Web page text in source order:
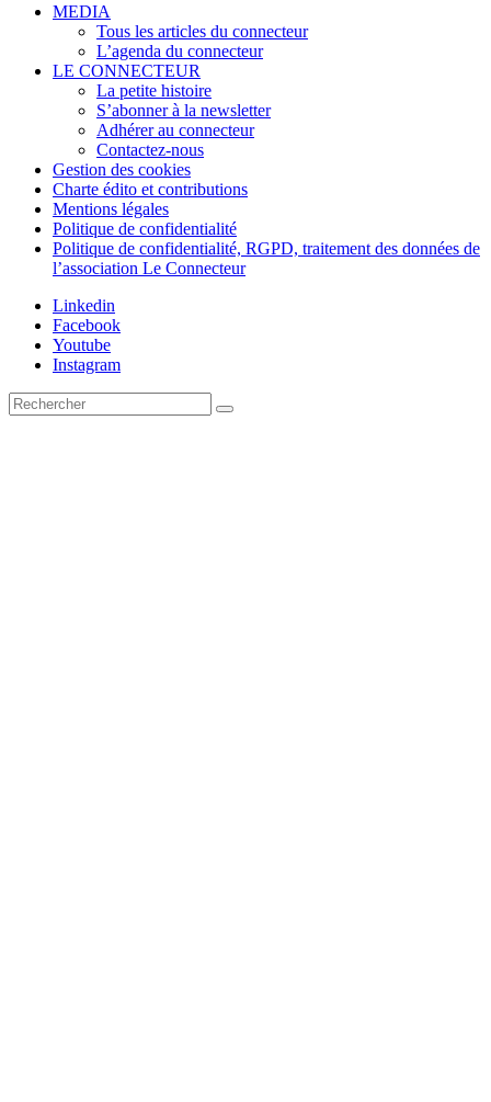
MEDIA
Tous les articles du connecteur
L’agenda du connecteur
LE CONNECTEUR
La petite histoire
S’abonner à la newsletter
Adhérer au connecteur
Contactez-nous
Gestion des cookies
Charte édito et contributions
Mentions légales
Politique de confidentialité
Politique de confidentialité, RGPD, traitement des données de
l’association Le Connecteur
Linkedin
Facebook
Youtube
Instagram